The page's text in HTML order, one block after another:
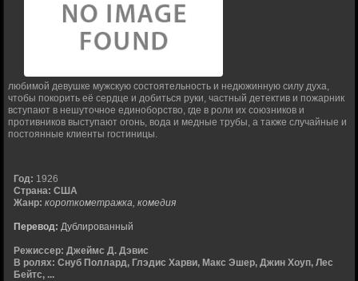
любимой девушке мужскую состоятельность и недюжинную силу духа,
чтобы покорить её сердце и добиться руки, частный детектив и пожарник
вступают в нешуточное единоборство, где в роли их союзников и
противников выступают огонь, вода и медные трубы, а также случайные и
постоянные клиенты гостиницы.
Год: 1926
Страна: США
Жанр: короткометражка, комедия
Перевод: Дублированный
Режиссер: Джеймс Д. Дэвис
В ролях: Снуб Поллард, Глэдис Харви, Макс Эшер, Джин Хоуп, Лес
Бейтс, ...